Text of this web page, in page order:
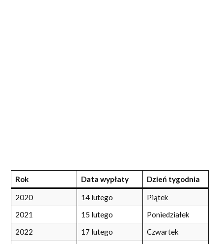
Rok Data wypłaty Dzień tygodnia
2020 14 lutego
Piątek
2021
15 lutego
Poniedziałek
2022
17 lutego
Czwartek